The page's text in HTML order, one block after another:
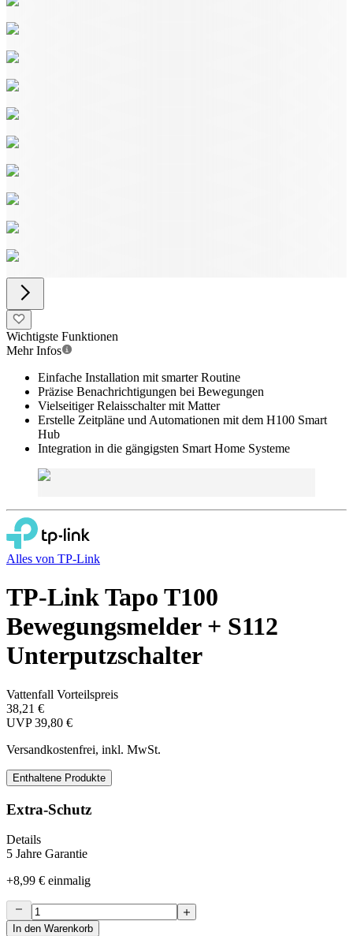
Wichtigste Funktionen
Mehr Infos
Einfache Installation mit smarter Routine
Präzise Benachrichtigungen bei Bewegungen
Vielseitiger Relaisschalter mit Matter
Erstelle Zeitpläne und Automationen mit dem H100 Smart
Hub
Integration in die gängigsten Smart Home Systeme
Alles von TP-Link
TP-Link Tapo T100
Bewegungsmelder + S112
Unterputzschalter
Vattenfall Vorteilspreis
38,21 €
UVP 39,80 €
Versandkostenfrei, inkl. MwSt.
Enthaltene Produkte
Extra-Schutz
Details
5 Jahre Garantie
+8,99 € einmalig
In den Warenkorb